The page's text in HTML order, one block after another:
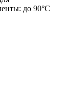
до 90°C